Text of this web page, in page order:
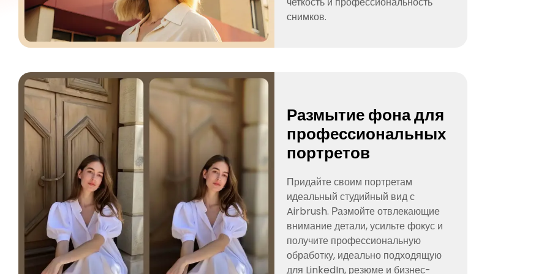
снимков.
Размытие фона для
профессиональных
портретов
Придайте своим портретам
идеальный студийный вид с
Airbrush. Размойте отвлекающие
внимание детали, усильте фокус и
получите профессиональную
обработку, идеально подходящую
для LinkedIn, резюме и бизнес-